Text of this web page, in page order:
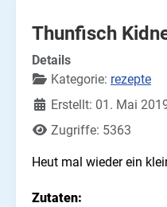
Thunfisch
Details
Kategorie: rezepte
Erstellt: 01. Mai
Zugriffe: 5363
Heut mal wieder ein
Zutaten: